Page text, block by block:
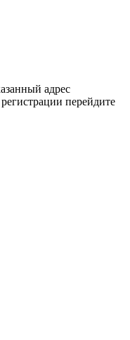
адрес
перейдите